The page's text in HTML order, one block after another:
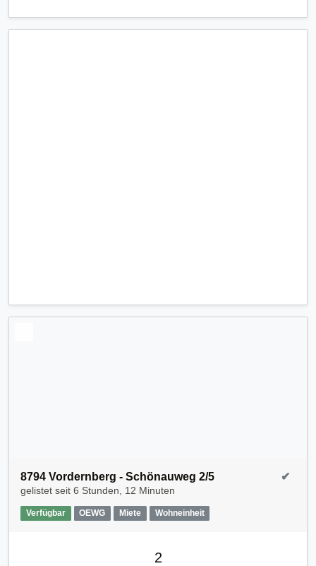
8794 Vordernberg - Schönauweg 2/5
gelistet seit 6 Stunden, 12 Minuten
Verfügbar OEWG Miete Wohneinheit
✔
2